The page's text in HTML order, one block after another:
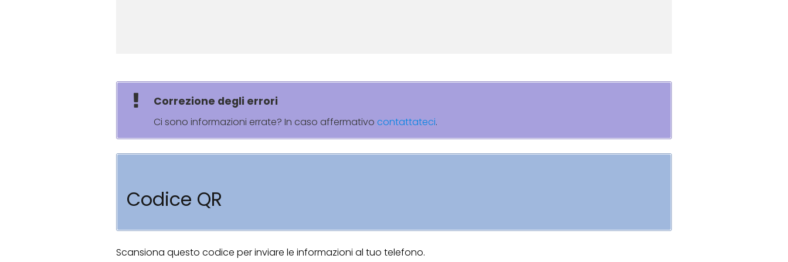
Correzione degli errori
Ci sono informazioni errate? In caso affermativo contattateci.
Codice QR
Scansiona questo codice per inviare le informazioni al tuo telefono.